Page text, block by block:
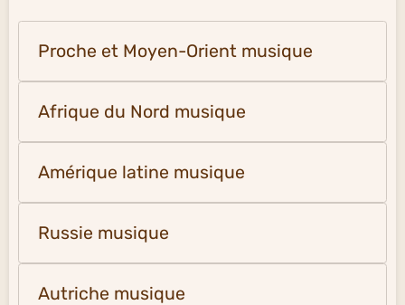
Proche et Moyen-Orient musique
Afrique du Nord musique
Amérique latine musique
Russie musique
Autriche musique